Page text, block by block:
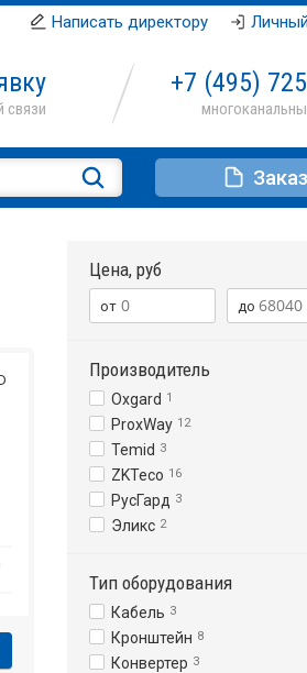
Написать директору
+7 (495)
Заказ
Цена, руб
Производитель
Oxgard 1
ProxWay 12
Temid 3
ZKTeco 16
РусГард 3
Эликс 2
Тип оборудования
Кабель 3
Кронштейн 8
Конвертер 3